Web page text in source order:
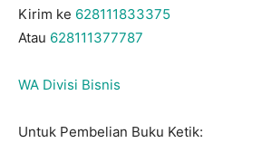
Kirim ke 628111833375
Atau 628111377787
WA Divisi Bisnis
Untuk Pembelian Buku Ketik: